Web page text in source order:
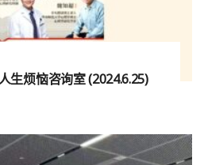
生烦恼咨询室 (2024.6.25)